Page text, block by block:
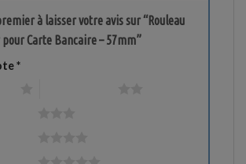
à laisser votre avis sur “Rouleau
Carte Bancaire – 57mm”
*